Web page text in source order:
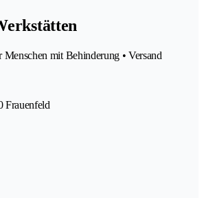
Menschen mit Behinderung • Versand
Frauenfeld